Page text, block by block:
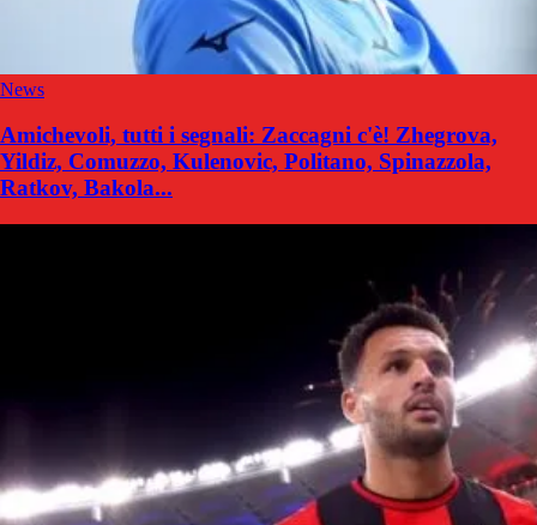
News
Amichevoli, tutti i segnali: Zaccagni c'è! Zhegrova,
Yildiz, Comuzzo, Kulenovic, Politano, Spinazzola,
Ratkov, Bakola...